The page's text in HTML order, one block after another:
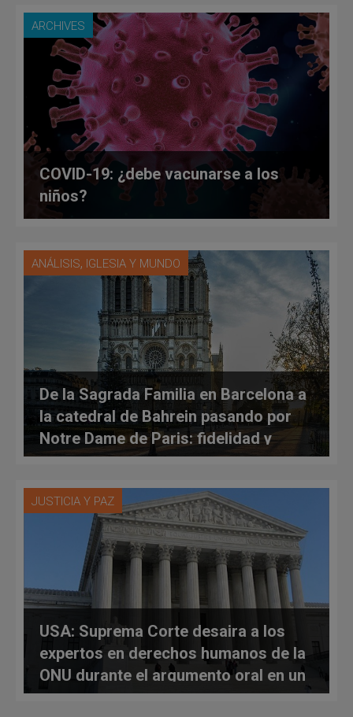
ARCHIVES
COVID-19: ¿debe vacunarse a los
niños?
ANÁLISIS, IGLESIA Y MUNDO
De la Sagrada Familia en Barcelona a
la catedral de Bahrein pasando por
Notre Dame de Paris: fidelidad y
memoria
JUSTICIA Y PAZ
USA: Suprema Corte desaira a los
expertos en derechos humanos de la
ONU durante el argumento oral en un
importante caso de aborto